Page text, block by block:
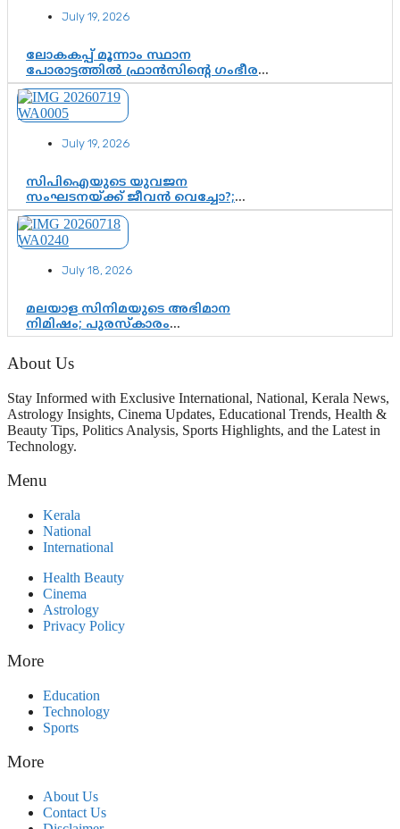
ഘടകത്തോട് അതൃപ്തി
July 19, 2026
ലോകകപ്പ് മൂന്നാം സ്ഥാന
പോരാട്ടത്തിൽ ഫ്രാൻസിന്റെ ഗംഭീര
തിരിച്ചുവരവ്; ഗോൾവേട്ടയിൽ
മെസ്സിയെ മറികടന്ന് എംബാപ്പെ
July 19, 2026
സിപിഐയുടെ യുവജന
സംഘടനയ്ക്ക് ജീവൻ വെച്ചോ?;
ജിസ്മോന്റെ വിമർശനം രാഷ്ട്രീയ
ഇരട്ടത്താപ്പെന്ന് ചർച്ച
July 18, 2026
മലയാള സിനിമയുടെ അഭിമാന
നിമിഷം; പുരസ്‌കാരം
ആഘോഷമാകട്ടെ, മികവ് ശീലമാകട്ടെ
About Us
Stay Informed with Exclusive International, National, Kerala News,
Astrology Insights, Cinema Updates, Educational Trends, Health &
Beauty Tips, Politics Analysis, Sports Highlights, and the Latest in
Technology.
Menu
Kerala
National
International
Health Beauty
Cinema
Astrology
Privacy Policy
More
Education
Technology
Sports
More
About Us
Contact Us